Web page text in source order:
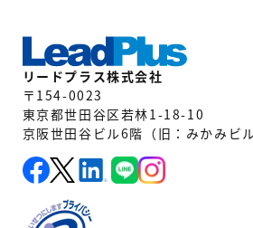
リードプラス株式会社
〒154-0023
東京都世田谷区若林1-18-10
京阪世田谷ビル6階（旧：みかみビル